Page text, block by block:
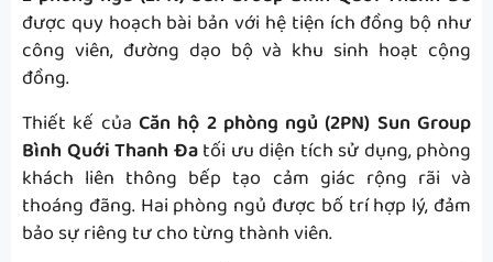
được quy hoạch bài bản với hệ tiện ích đồng bộ như
công viên, đường dạo bộ và khu sinh hoạt cộng
đồng.
Thiết kế của Căn hộ 2 phòng ngủ (2PN) Sun Group
Bình Quới Thanh Đatối ưu diện tích sử dụng, phòng
khách liên thông bếp tạo cảm giác rộng rãi và
thoáng đãng. Hai phòng ngủ được bố trí hợp lý, đảm
bảo sự riêng tư cho từng thành viên.